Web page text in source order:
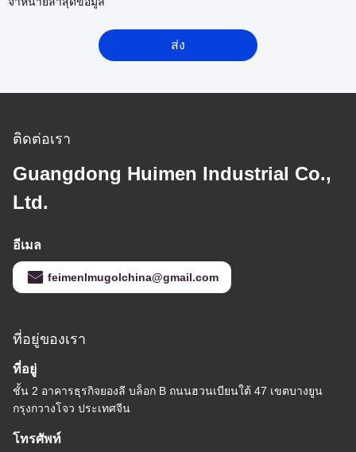
ติดต่อเรา
Guangdong Huimen Industrial Co.,
Ltd.
อีเมล
feimenlmugolchina@gmail.com
ที่อยู่ของเรา
ที่อยู่
ชั้น 2 อาคารธุรกิจยองลี บล็อก B ถนนฮวนเบียนใต้ 47 เขตบางยูน
กรุงกวางโจว ประเทศจีน
โทรศัพท์